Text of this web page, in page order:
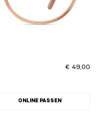
€ 49,00
ONLINE PASSEN